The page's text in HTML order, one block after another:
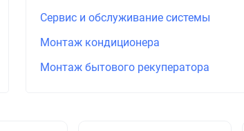
Сервис и обслуживание системы
Монтаж кондиционера
Монтаж бытового рекуператора